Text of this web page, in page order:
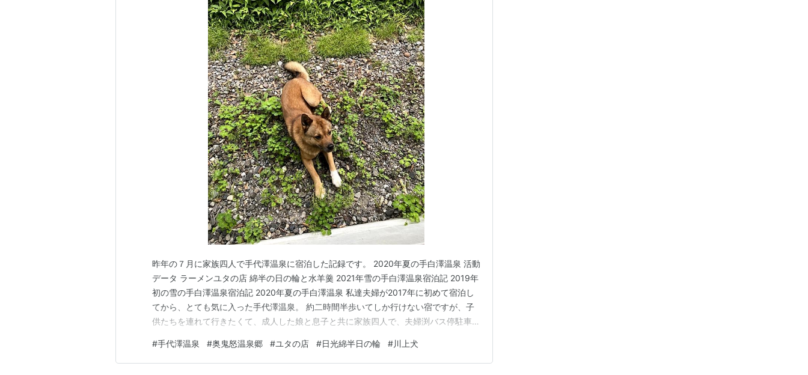
昨年の７月に家族四人で手代澤温泉に宿泊した記録です。 2020年夏の手白澤温泉 活動
データ ラーメンユタの店 綿半の日の輪と水羊羹 2021年雪の手白澤温泉宿泊記 2019年
初の雪の手白澤温泉宿泊記 2020年夏の手白澤温泉 私達夫婦が2017年に初めて宿泊し
てから、とても気に入った手代澤温泉。 約二時間半歩いてしか行けない宿ですが、子
供たちを連れて行きたくて、成人した娘と息子と共に家族四人で、夫婦渕バス停駐車場
す。 コザ池の滝 八丁の湯、加仁湯を通り過ぎて、やや険しいブナ平のある手代澤林道
内を２時間半ほど歩くと、宿が…
#手代澤温泉 #奥鬼怒温泉郷 #ユタの店 #日光綿半日の輪 #川上犬